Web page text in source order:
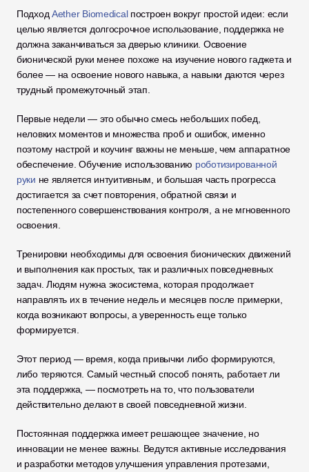
Подход Aether Biomedical построен вокруг простой идеи: если
целью является долгосрочное использование, поддержка не
должна заканчиваться за дверью клиники. Освоение
бионической руки менее похоже на изучение нового гаджета и
более — на освоение нового навыка, а навыки даются через
трудный промежуточный этап.
Первые недели — это обычно смесь небольших побед,
неловких моментов и множества проб и ошибок, именно
поэтому настрой и коучинг важны не меньше, чем аппаратное
обеспечение. Обучение использованию роботизированной
руки не является интуитивным, и большая часть прогресса
достигается за счет повторения, обратной связи и
постепенного совершенствования контроля, а не мгновенного
освоения.
Тренировки необходимы для освоения бионических движений
и выполнения как простых, так и различных повседневных
задач. Людям нужна экосистема, которая продолжает
направлять их в течение недель и месяцев после примерки,
когда возникают вопросы, а уверенность еще только
формируется.
Этот период — время, когда привычки либо формируются,
либо теряются. Самый честный способ понять, работает ли
эта поддержка, — посмотреть на то, что пользователи
действительно делают в своей повседневной жизни.
Постоянная поддержка имеет решающее значение, но
инновации не менее важны. Ведутся активные исследования
и разработки методов улучшения управления протезами,